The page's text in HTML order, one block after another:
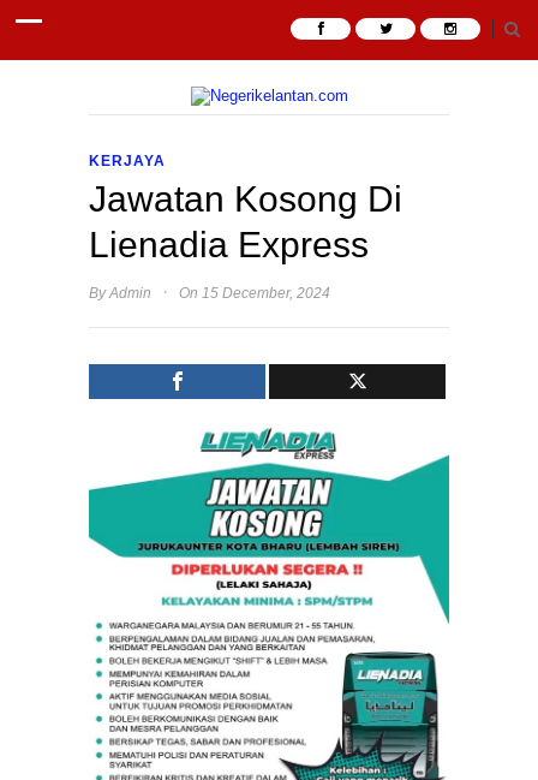
KERJAYA
Jawatan Kosong Di
Lienadia Express
ByAdmin · On 15 December, 2024